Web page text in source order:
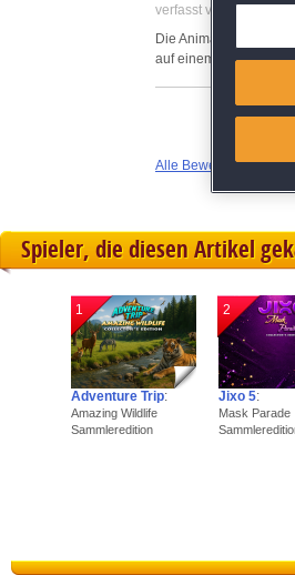
verfasst von Anonym
Die Animation mit den
auf einem sehr frühen
Alle Bewertungen
Spieler, die diesen Artikel
1
Adventure Trip:
Amazing Wildlife
Sammleredition
2
Jixo 5:
Mask Parade